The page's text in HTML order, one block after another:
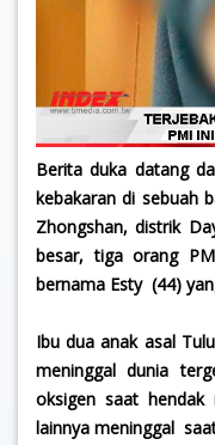
Berita duka datang
kebakaran di sebuah
Zhongshan, distrik
besar, tiga orang
bernama Esty (44)
Ibu dua anak asal
meninggal dunia
oksigen saat hendak
lainnya meninggal